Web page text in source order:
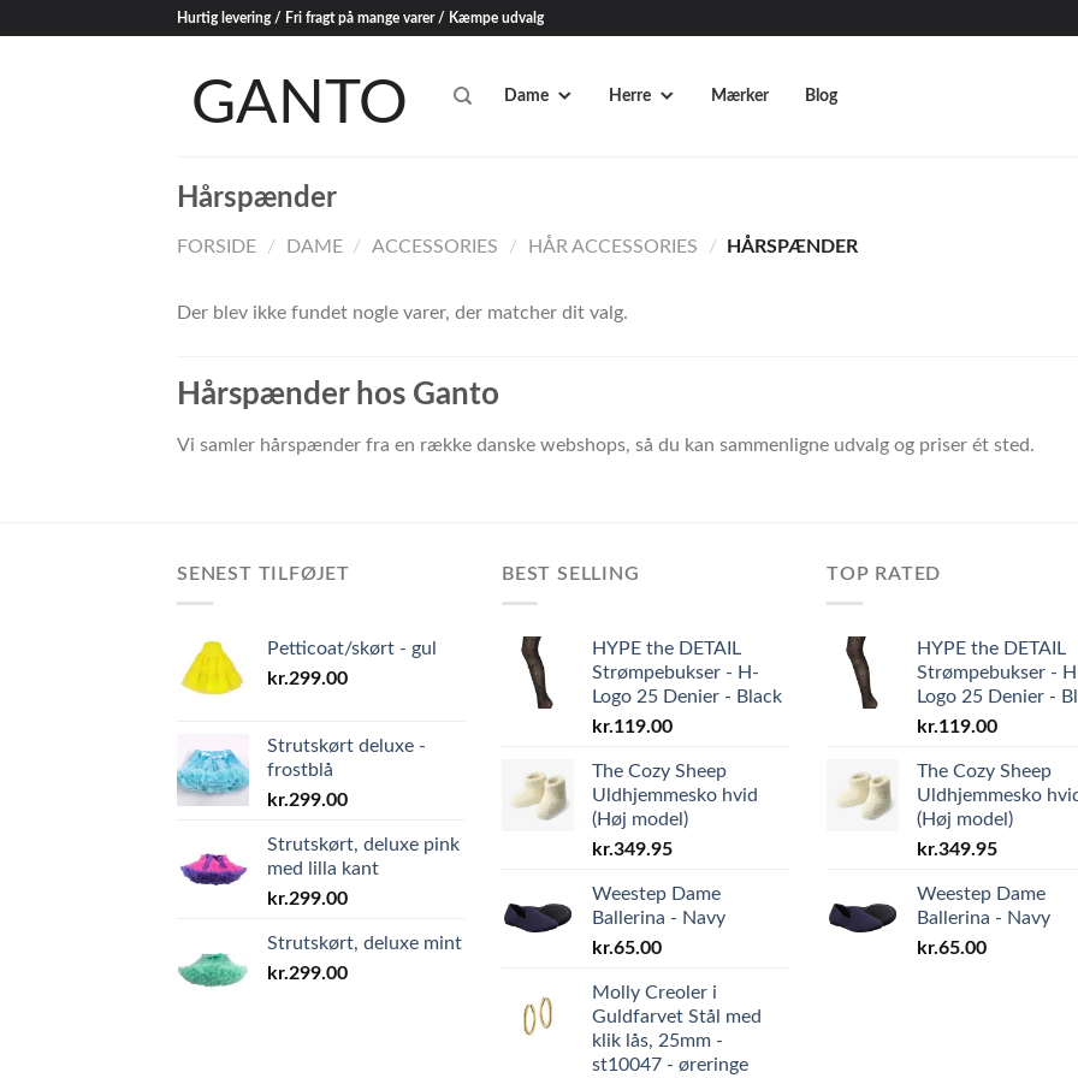
Hurtig levering / Fri fragt på mange varer / Kæmpe udvalg
Dame Herre Mærker Blog
Hårspænder
FORSIDE / DAME / ACCESSORIES / HÅR ACCESSORIES / HÅRSPÆNDER
Der blev ikke fundet nogle varer, der matcher dit valg.
Hårspænder hos Ganto
Vi samler hårspænder fra en række danske webshops, så du kan sammenligne udvalg og priser ét sted.
SENEST TILFØJET
Petticoat/skørt - gul
kr.299.00
Strutskørt deluxe -
frostblå
kr.299.00
Strutskørt, deluxe pink
med lilla kant
kr.299.00
Strutskørt, deluxe mint
kr.299.00
BEST SELLING
HYPE the DETAIL
Strømpebukser - H-
Logo 25 Denier - Black
kr.119.00
The Cozy Sheep
Uldhjemmesko hvid
(Høj model)
kr.349.95
Weestep Dame
Ballerina - Navy
kr.65.00
Molly Creoler i
Guldfarvet Stål med
klik lås, 25mm -
st10047 - øreringe
TOP RATED
HYPE the DETAIL
Strømpebukser -
Logo 25 Denier -
kr.119.00
The Cozy Sheep
Uldhjemmesko
(Høj model)
kr.349.95
Weestep Dame
Ballerina - Navy
kr.65.00